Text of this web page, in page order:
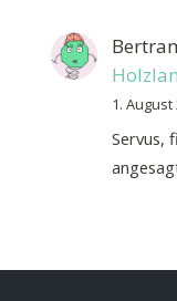
1. August
Servus,